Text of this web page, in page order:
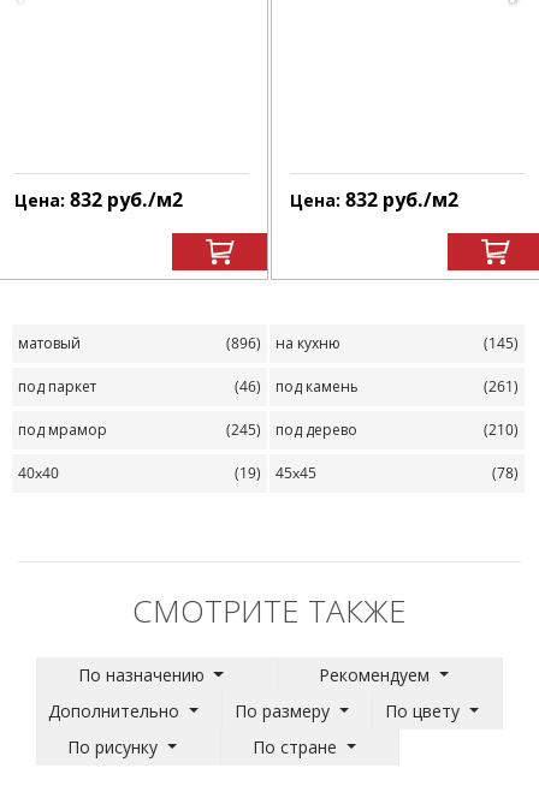
Цена: 832 руб./м2 Цена: 832 руб./м2
матовый (896) на кухню (145)
под паркет (46) под камень (261)
под мрамор (245) под дерево (210)
40x40 (19) 45x45 (78)
СМОТРИТЕ ТАКЖЕ
По назначению
Рекомендуем
Дополнительно
По размеру
По цвету
По рисунку
По стране